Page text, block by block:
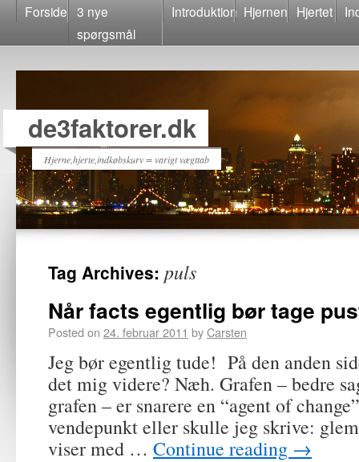
Forside 3 nye
spørgsmål
Introduktion Hjernen Hjertet
de3faktorer.dk
Hjerne,hjerte,indkøbskurv = varigt vægttab
Tag Archives: puls
Når facts egentlig bør tage
Posted on 24. februar 2011 byCarsten
Jeg bør egentlig tude! På den anden
det mig videre? Næh. Grafen – bedre
grafen – er snarere en “agent of
vendepunkt eller skulle jeg skrive:
viser med … Continue reading →